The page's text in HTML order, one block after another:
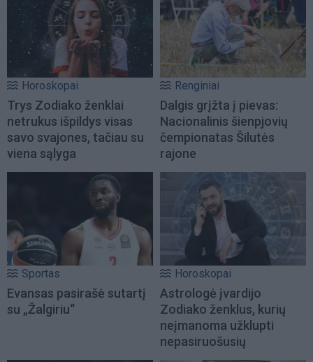
Horoskopai
Trys Zodiako ženklai
netrukus išpildys visas
savo svajones, tačiau su
viena sąlyga
Renginiai
Dalgis grįžta į pievas:
Nacionalinis šienpjovių
čempionatas Šilutės
rajone
Sportas
Evansas pasirašė sutartį
su „Žalgiriu“
Horoskopai
Astrologė įvardijo
Zodiako ženklus, kurių
neįmanoma užklupti
nepasiruošusių